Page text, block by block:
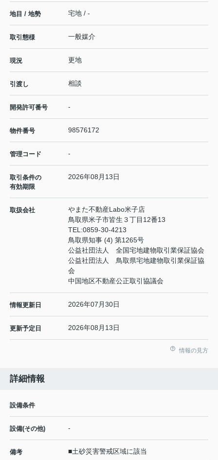
地目 / 地勢 宅地 / -
取引態様 一般媒介
現況 更地
引渡し 相談
開発許可番号 -
物件番号 98576172
管理コード -
取引条件の
有効期限
2026年08月13日
取扱会社
やまた不動産Labo米子店
鳥取県米子市皆生３丁目12番13
TEL:0859-30-4213
鳥取県知事 (4) 第1265号
公益社団法人 全国宅地建物取引業保証協会
公益社団法人 鳥取県宅地建物取引業保証協
会
中国地区不動産公正取引協議会
情報更新日 2026年07月30日
更新予定日 2026年08月13日
情報の見方
詳細情報
設備条件
設備(その他) -
備考 ■土砂災害警戒区域に該当